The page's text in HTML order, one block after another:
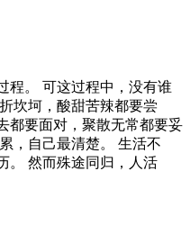
程。 可这过程中，没有谁
坎坷，酸甜苦辣都要尝
都要面对，聚散无常都要妥
，自己最清楚。 生活不
。 然而殊途同归，人活